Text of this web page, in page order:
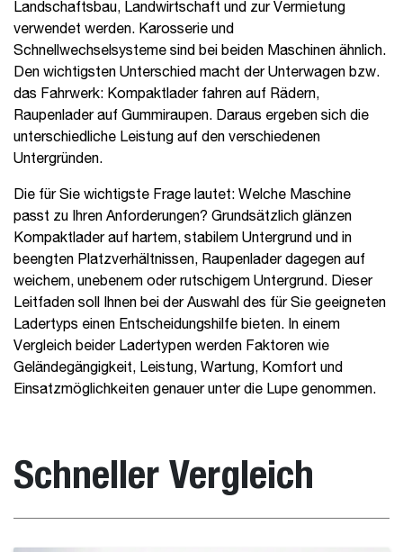
Landschaftsbau, Landwirtschaft und zur Vermietung
verwendet werden. Karosserie und
Schnellwechselsysteme sind bei beiden Maschinen ähnlich.
Den wichtigsten Unterschied macht der Unterwagen bzw.
das Fahrwerk: Kompaktlader fahren auf Rädern,
Raupenlader auf Gummiraupen. Daraus ergeben sich die
unterschiedliche Leistung auf den verschiedenen
Untergründen.
Die für Sie wichtigste Frage lautet: Welche Maschine
passt zu Ihren Anforderungen? Grundsätzlich glänzen
Kompaktlader auf hartem, stabilem Untergrund und in
beengten Platzverhältnissen, Raupenlader dagegen auf
weichem, unebenem oder rutschigem Untergrund. Dieser
Leitfaden soll Ihnen bei der Auswahl des für Sie geeigneten
Ladertyps einen Entscheidungshilfe bieten. In einem
Vergleich beider Ladertypen werden Faktoren wie
Geländegängigkeit, Leistung, Wartung, Komfort und
Einsatzmöglichkeiten genauer unter die Lupe genommen.
Schneller Vergleich